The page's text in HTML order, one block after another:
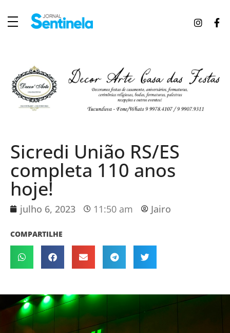
Sicredi União RS/ES
completa 110 anos
hoje!
julho 6, 2023 11:50 am Jairo
COMPARTILHE